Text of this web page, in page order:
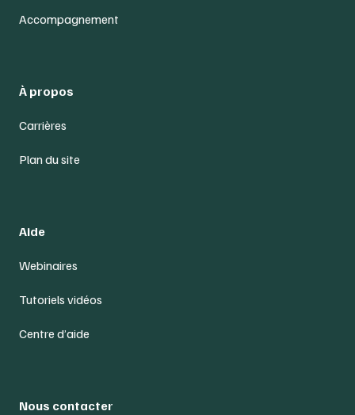
Accompagnement
À propos
Carrières
Plan du site
Aide
Webinaires
Tutoriels vidéos
Centre d’aide
Nous contacter